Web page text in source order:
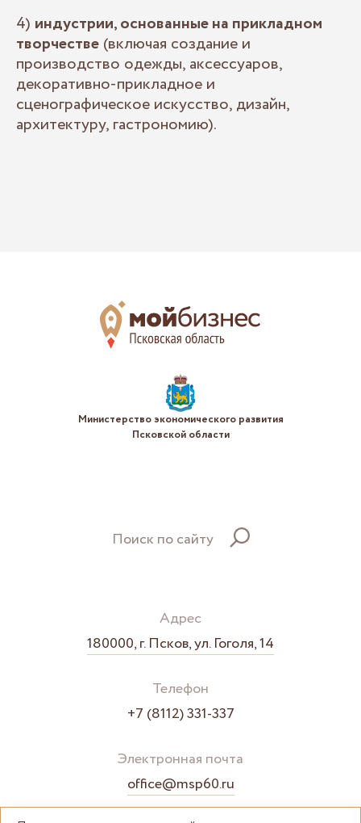
4) индустрии, основанные на прикладном
творчестве (включая создание и
производство одежды, аксессуаров,
декоративно-прикладное и
сценографическое искусство, дизайн,
архитектуру, гастрономию).
Министерство экономического развития
Псковской области
Поиск по сайту
Адрес
180000, г. Псков, ул. Гоголя, 14
Телефон
+7 (8112) 331-337
Электронная почта
office@msp60.ru